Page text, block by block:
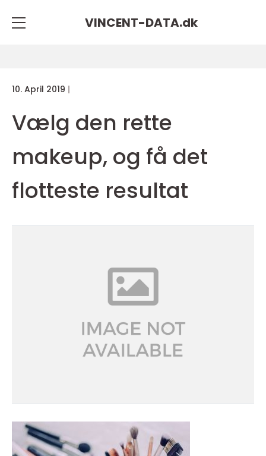
VINCENT-DATA.dk
10. April 2019
Vælg den rette
makeup, og få det
flotteste resultat